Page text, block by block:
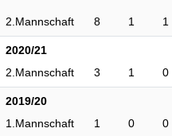
2.Mannschaft 8 1 1
2020/21
2.Mannschaft
3 1 0
2019/20
1.Mannschaft
1 0 0